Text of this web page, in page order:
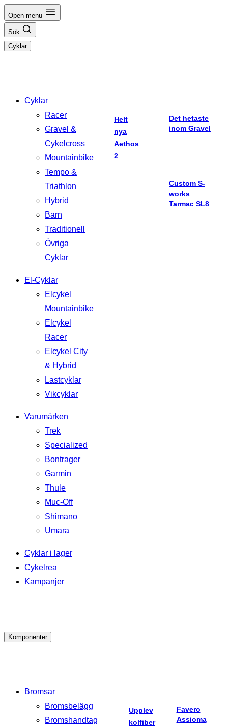
till
innehåll
Open menu
Sök
Cyklar
Cyklar
Racer
Gravel &
Cykelcross
Mountainbike
Tempo &
Triathlon
Hybrid
Barn
Traditionell
Övriga
Cyklar
El-Cyklar
Elcykel
Mountainbike
Elcykel
Racer
Elcykel City
& Hybrid
Lastcyklar
Vikcyklar
Varumärken
Trek
Specialized
Bontrager
Garmin
Thule
Muc-Off
Shimano
Umara
Cyklar i lager
Cykelrea
Kampanjer
Helt
nya
Aethos
2
Det hetaste
inom Gravel
Custom S-
works
Tarmac SL8
Komponenter
Bromsar
Bromsbelägg
Bromshandtag
Upplev
kolfiber
Favero
Assioma